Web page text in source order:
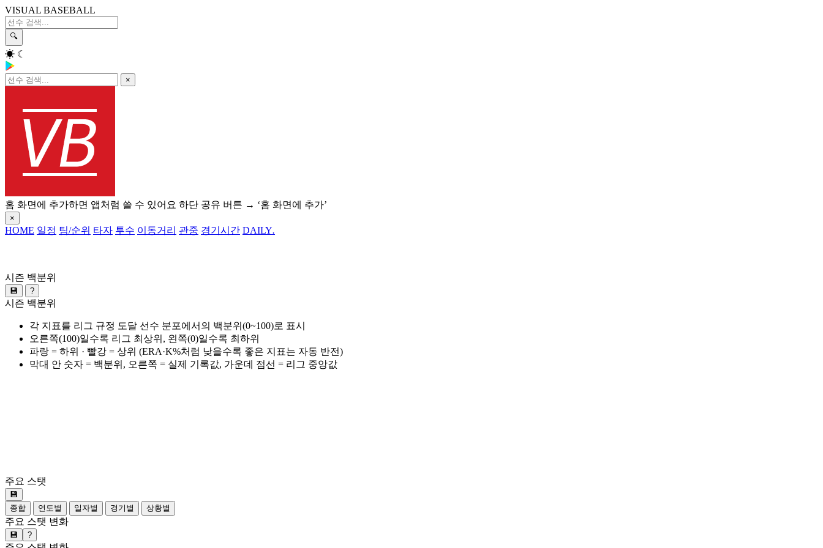
VISUAL BASEBALL
🔍
☀ ☾
×
홈 화면에 추가하면 앱처럼 쓸 수 있어요 하단 공유 버튼 → ‘홈 화면에 추가’
×
HOME 일정 팀/순위 타자 투수 이동거리 관중 경기시간 DAILY.
시즌 백분위
💾 ?
시즌 백분위
각 지표를 리그 규정 도달 선수 분포에서의 백분위(0~100)로 표시
오른쪽(100)일수록 리그 최상위, 왼쪽(0)일수록 최하위
파랑 = 하위 · 빨강 = 상위 (ERA·K%처럼 낮을수록 좋은 지표는 자동 반전)
막대 안 숫자 = 백분위, 오른쪽 = 실제 기록값, 가운데 점선 = 리그 중앙값
주요 스탯
💾
종합
연도별 일자별 경기별 상황별
주요 스탯 변화
💾 ?